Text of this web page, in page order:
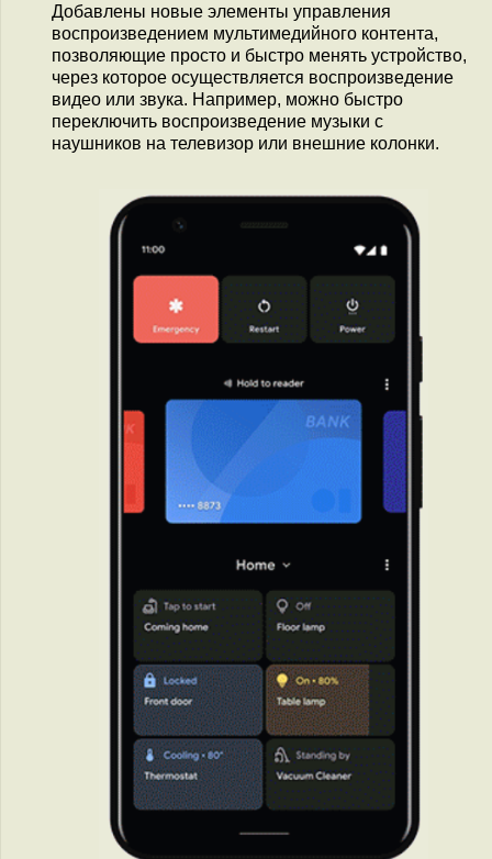
Добавлены новые элементы управления
воспроизведением мультимедийного контента,
позволяющие просто и быстро менять устройство,
через которое осуществляется воспроизведение
видео или звука. Например, можно быстро
переключить воспроизведение музыки с
наушников на телевизор или внешние колонки.